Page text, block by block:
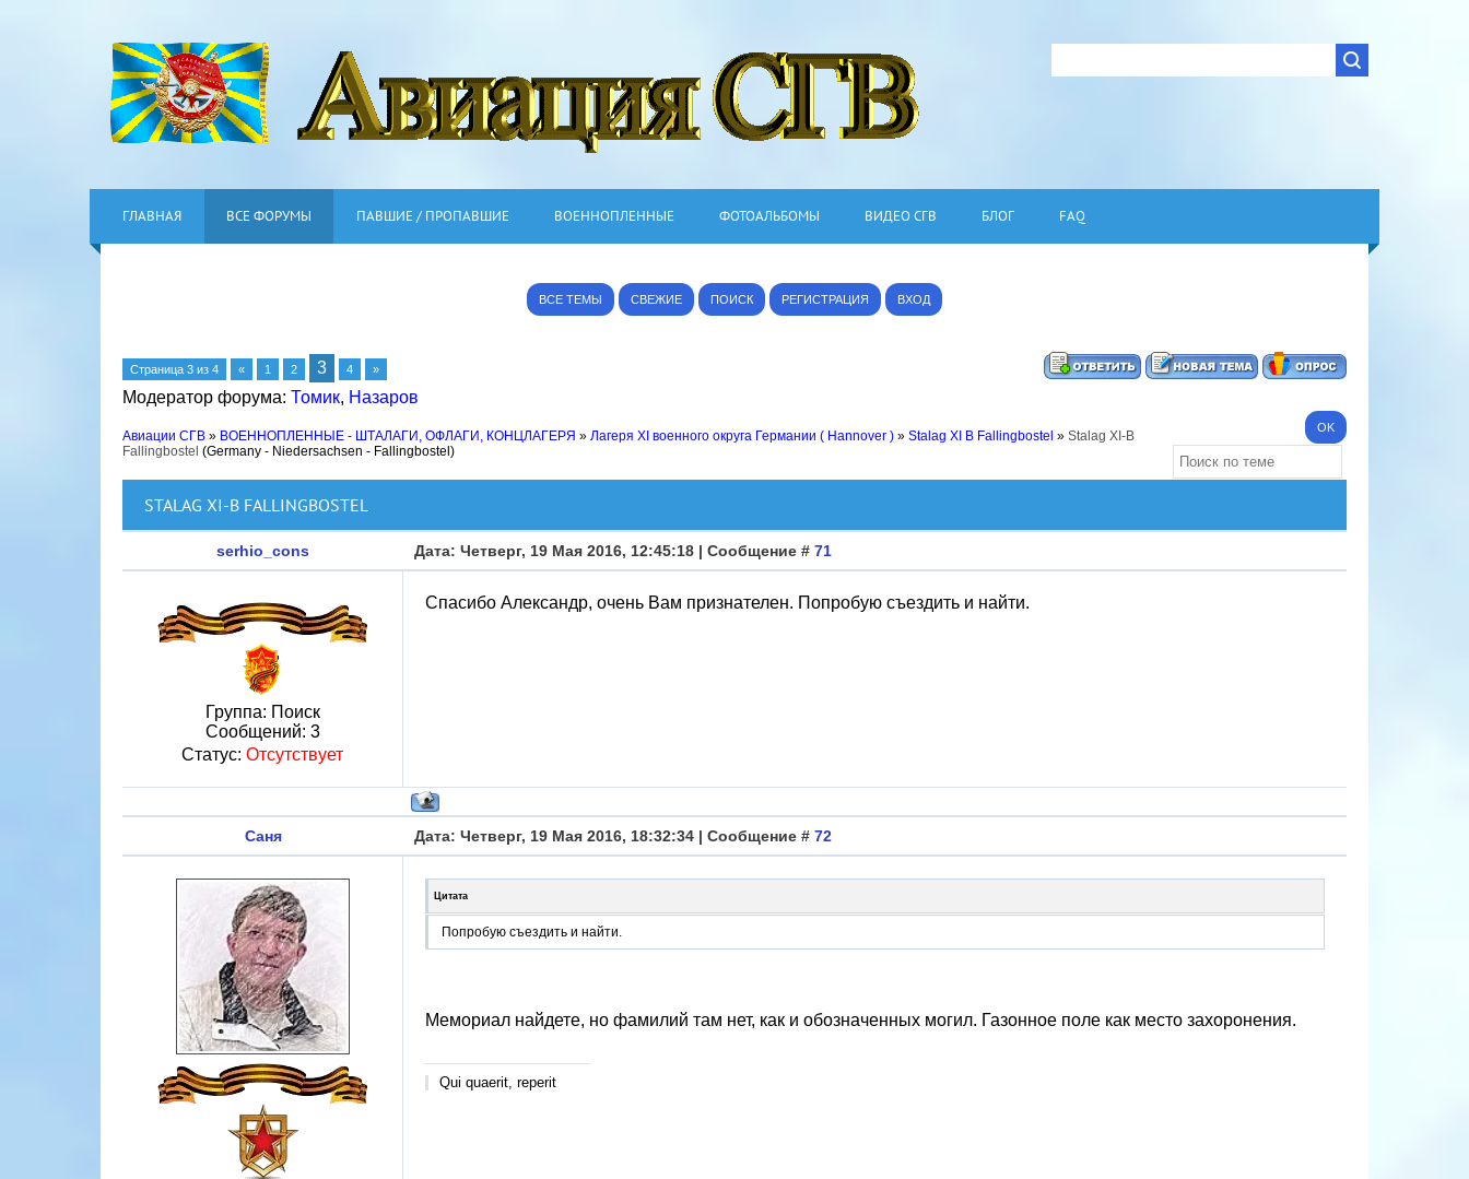
ГЛАВНАЯ ВСЕ ФОРУМЫ ПАВШИЕ / ПРОПАВШИЕ ВОЕННОПЛЕННЫЕ ФОТОАЛЬБОМЫ ВИДЕО СГВ БЛОГ FAQ
ВСЕ ТЕМЫ СВЕЖИЕ ПОИСК РЕГИСТРАЦИЯ ВХОД
Страница 3 из 4 « 1 2 3 4 »
Модератор форума: Томик, Назаров
Авиации СГВ » ВОЕННОПЛЕННЫЕ - ШТАЛАГИ, ОФЛАГИ, КОНЦЛАГЕРЯ » Лагеря XI военного округа Германии ( Hannover ) » Stalag XI B Fallingbostel » Stalag XI-B
Fallingbostel (Germany - Niedersachsen - Fallingbostel)
STALAG XI-B FALLINGBOSTEL
serhio_cons Дата: Четверг, 19 Мая 2016, 12:45:18 | Сообщение # 71
Группа: Поиск
Сообщений: 3
Статус: Отсутствует
Спасибо Александр, очень Вам признателен. Попробую съездить и найти.
Саня Дата: Четверг, 19 Мая 2016, 18:32:34 | Сообщение # 72
Цитата
Попробую съездить и найти.
Мемориал найдете, но фамилий там нет, как и обозначенных могил. Газонное поле как место захоронения.
Qui quaerit, reperit